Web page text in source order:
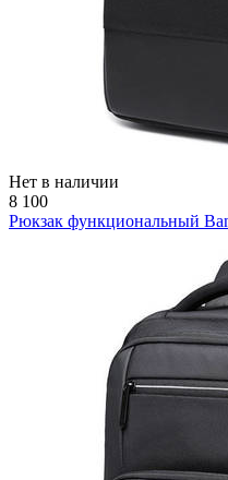
Нет в наличии
8 100
Рюкзак функциональный